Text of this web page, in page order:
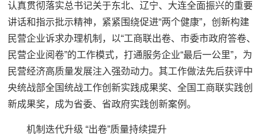
认真贯彻落实总书记关于东北、辽宁、大连全面振兴的重要
讲话和指示批示精神，紧紧围绕促进“两个健康”，创新构建
民营企业诉求办理机制，以“工商联出卷、市委市政府答卷、
民营企业阅卷”的工作模式，打通服务企业“最后一公里”，为
民营经济高质量发展注入强劲动力。其工作做法先后获评中
央统战部全国统战工作创新实践成果奖、全国工商联实践创
新成果奖，成为省委、省政府实践创新案例。
机制迭代升级 “出卷”质量持续提升